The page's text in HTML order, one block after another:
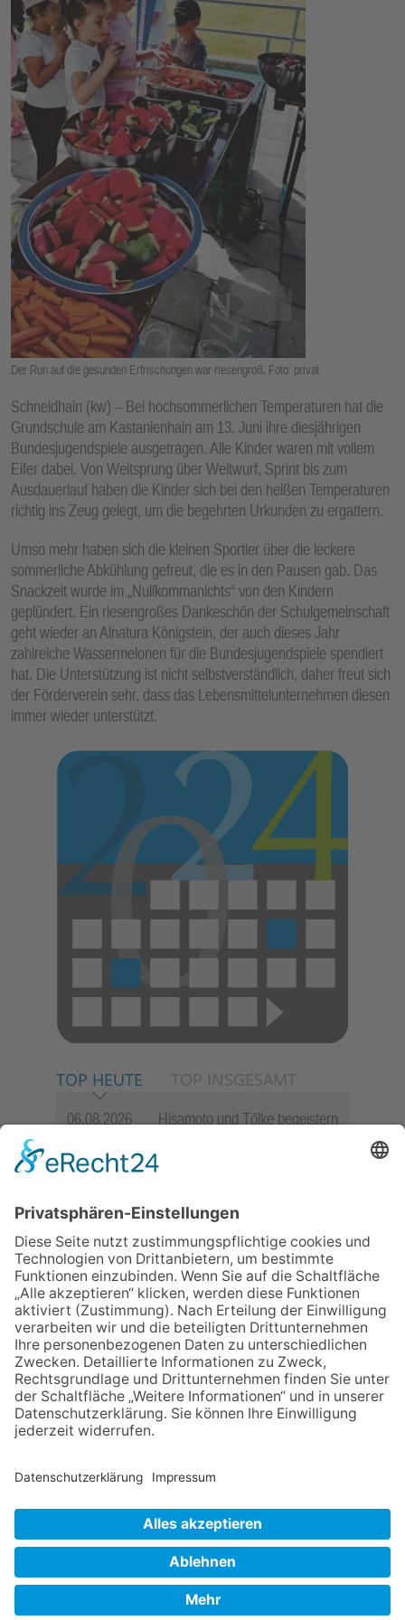
Der Run auf die gesunden Erfrischungen war riesengroß. Foto: privat
Schneidhain (kw) – Bei hochsommerlichen Temperaturen hat die
Grundschule am Kastanienhain am 13. Juni ihre diesjährigen
Bundesjugendspiele ausgetragen. Alle Kinder waren mit vollem
Eifer dabei. Von Weitsprung über Weitwurf, Sprint bis zum
Ausdauerlauf haben die Kinder sich bei den heißen Temperaturen
richtig ins Zeug gelegt, um die begehrten Urkunden zu ergattern.
Umso mehr haben sich die kleinen Sportler über die leckere
sommerliche Abkühlung gefreut, die es in den Pausen gab. Das
Snackzelt wurde im „Nullkommanichts“ von den Kindern
geplündert. Ein riesengroßes Dankeschön der Schulgemeinschaft
geht wieder an Alnatura Königstein, der auch dieses Jahr
zahlreiche Wassermelonen für die Bundesjugendspiele spendiert
hat. Die Unterstützung ist nicht selbstverständlich, daher freut sich
der Förderverein sehr, dass das Lebensmittelunternehmen diesen
immer wieder unterstützt.
TOP HEUTE TOP INSGESAMT
06.08.2026
Hisamoto und Tölke begeistern
Stadt ruft zum Wassersparen
12.05.2026
Zweisprachige Lesung im 7.
Himmel: Vom Geschenk zum
60. Geburtstag zur Autoren-
Karriere
10.05.2026
Hauptamtlicher CDU-Stadtrat
für Friedrichsdorf?
30.07.2026
Ganz Niederhöchstadt wird zur
Festmeile
E
N
NACH OBEN
Datenschutz Netiquette FAQ